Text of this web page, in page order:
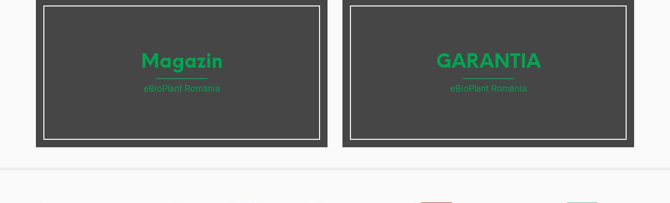
Magazin
eBioPlant România
GARANTIA
eBioPlant România